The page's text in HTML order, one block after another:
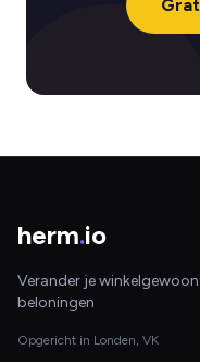
herm.io
Verander je
beloningen
Opgericht in Londen, VK